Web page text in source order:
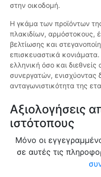
στην οικοδομή.
Η γκάμα των προϊόντων
πλακιδίων, αρμόστοκους,
βελτίωσης και
επισκευαστικά
ελληνική όσο και
συνεργατών, ενισχύοντας
ανταγωνιστικότητα της
Αξιολογήσεις
ιστότοπους
Μόνο οι
σε αυτές τις